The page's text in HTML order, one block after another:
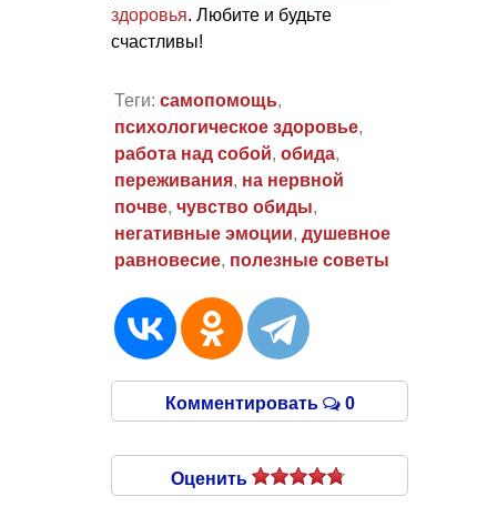
здоровья. Любите и будьте
счастливы!
Теги: самопомощь,
психологическое здоровье,
работа над собой, обида,
переживания, на нервной
почве, чувство обиды,
негативные эмоции, душевное
равновесие, полезные советы
Комментировать 0
Оценить